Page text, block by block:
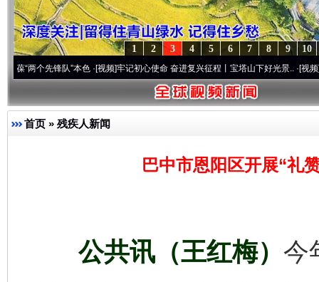
10
9
8
7
6
5
4
3
2
1
锋队”本色·[视频]牢记初心使命 奋进复兴征程丨宝塔山下好光景..·[视频]因党而生
首页 » 残疾人新闻
巴中市恩阳区开展“礼
公共讯（王红梅） 今